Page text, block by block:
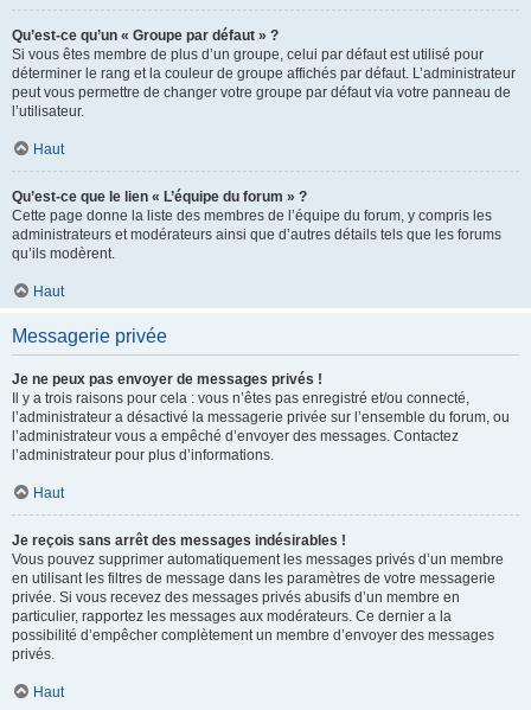
Qu’est-ce qu’un « Groupe par défaut » ?
Si vous êtes membre de plus d’un groupe, celui par défaut est utilisé pour
déterminer le rang et la couleur de groupe affichés par défaut. L’administrateur
peut vous permettre de changer votre groupe par défaut via votre panneau de
l’utilisateur.
Haut
Qu’est-ce que le lien « L’équipe du forum » ?
Cette page donne la liste des membres de l’équipe du forum, y compris les
administrateurs et modérateurs ainsi que d’autres détails tels que les forums
qu’ils modèrent.
Haut
Messagerie privée
Je ne peux pas envoyer de messages privés !
Il y a trois raisons pour cela : vous n’êtes pas enregistré et/ou connecté,
l’administrateur a désactivé la messagerie privée sur l’ensemble du forum, ou
l’administrateur vous a empêché d’envoyer des messages. Contactez
l’administrateur pour plus d’informations.
Haut
Je reçois sans arrêt des messages indésirables !
Vous pouvez supprimer automatiquement les messages privés d’un membre
en utilisant les filtres de message dans les paramètres de votre messagerie
privée. Si vous recevez des messages privés abusifs d’un membre en
particulier, rapportez les messages aux modérateurs. Ce dernier a la
possibilité d’empêcher complètement un membre d’envoyer des messages
privés.
Haut